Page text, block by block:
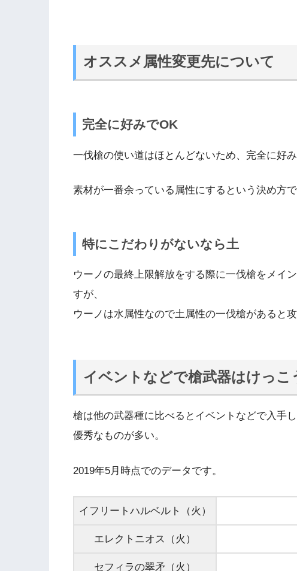
オススメ属性変更先について
完全に好みでOK
一伐槍の使い道はほとんどないため、完全に好み
素材が一番余っている属性にするという決め方で
特にこだわりがないなら土
ウーノの最終上限解放をする際に一伐槍をメイ
すが、
ウーノは水属性なので土属性の一伐槍があると
イベントなどで槍武器はけっこ
槍は他の武器種に比べるとイベントなどで入手
優秀なものが多い。
2019年5月時点でのデータです。
イフリートハルベルト（火）
エレクトニオス（火）
セフィラの翠矛（火）